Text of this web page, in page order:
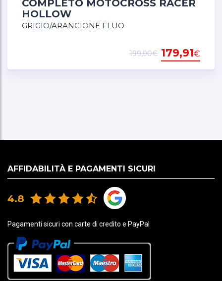
Il Racer Hollow Pants sono costruiti da una
miscela avanzata di stretch ripstop inserti in
del cavallo e sopra le ginocchia dalla linea
COMPLETO MOTOCROSS RACER
HOLLOW
GRIGIO/ARANCIONE FLUO
179,91€
199,90€
AFFIDABILITÀ E PAGAMENTI SICURI
4.8
Pagamenti sicuri con carte di credito e PayPal